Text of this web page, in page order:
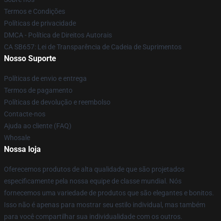
Termos e Condições
Políticas de privacidade
DMCA - Política de Direitos Autorais
CA SB657: Lei de Transparência de Cadeia de Suprimentos
Nosso Suporte
Políticas de envio e entrega
Termos de pagamento
Políticas de devolução e reembolso
Contacte-nos
Ajuda ao cliente (FAQ)
Whosale
Nossa loja
Oferecemos produtos de alta qualidade que são projetados
especificamente pela nossa equipe de classe mundial. Nós
fornecemos uma variedade de produtos que são elegantes e bonitos.
Isso não é apenas para mostrar seu estilo individual, mas também
para você compartilhar sua individualidade com os outros.